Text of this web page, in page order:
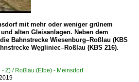
mit mehr oder weniger grünem
alten Gleisanlagen. Neben dem
Bahnstrecke Wiesenburg–Roßlau (KBS
Węgliniec–Roßlau (KBS 216).
Z) / Roßlau (Elbe) - Meinsdorf